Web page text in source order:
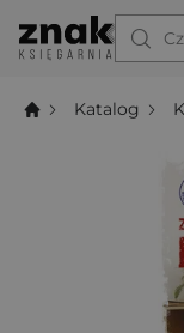
Katalog